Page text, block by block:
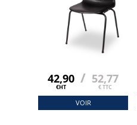
42,90
€HT
/ 52,77
€ TTC
VOIR